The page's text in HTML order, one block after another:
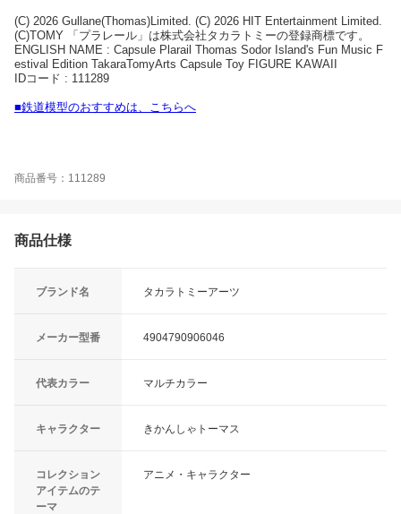
(C) 2026 Gullane(Thomas)Limited. (C) 2026 HIT Entertainment Limited.
(C)TOMY 「プラレール」は株式会社タカラトミーの登録商標です。
ENGLISH NAME : Capsule Plarail Thomas Sodor Island's Fun Music F
estival Edition TakaraTomyArts Capsule Toy FIGURE KAWAII
IDコード : 111289
■鉄道模型のおすすめは、こちらへ
商品番号：111289
商品仕様
ブランド名 タカラトミーアーツ
メーカー型番 4904790906046
代表カラー マルチカラー
キャラクター きかんしゃトーマス
コレクション
アイテムのテ
ーマ
アニメ・キャラクター